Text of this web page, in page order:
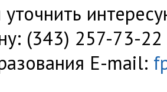
уточнить
(343) 257-73-
E-mail: